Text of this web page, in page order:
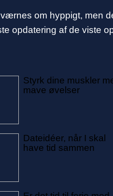
om hyppigt, men
opdatering af de viste
Styrk dine muskler
mave øvelser
Dateidéer, når I skal
have tid sammen